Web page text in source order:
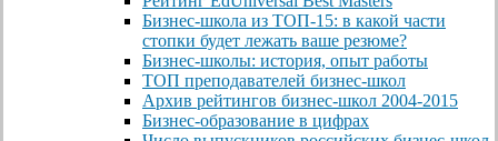
Бизнес-школа из ТОП-15: в какой части
стопки будет лежать ваше резюме?
Бизнес-школы: история, опыт работы
ТОП преподавателей бизнес-школ
Архив рейтингов бизнес-школ 2004-2015
Бизнес-образование в цифрах